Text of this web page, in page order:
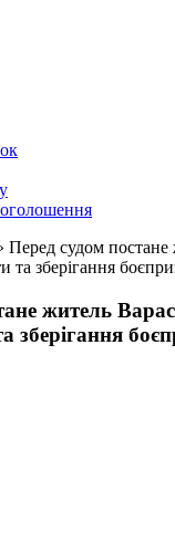
Перед судом постане
та зберігання
житель
зберігання